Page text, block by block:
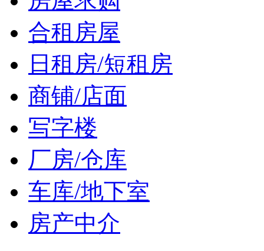
合租房屋
日租房/短租房
商铺/店面
写字楼
厂房/仓库
车库/地下室
房产中介